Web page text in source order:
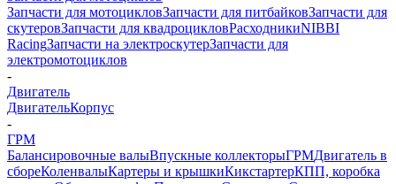
Запчасти для мотоцикловЗапчасти для питбайковЗапчасти для
скутеровЗапчасти для квадроцикловРасходникиNIBBI
RacingЗапчасти на электроскутерЗапчасти для
электромотоциклов
-
Двигатель
ДвигательКорпус
-
ГРМ
Балансировочные валыВпускные коллекторыГРМДвигатель в
сбореКоленвалыКартеры и крышкиКикстартерКПП, коробка